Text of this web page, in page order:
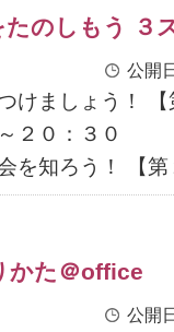
のしもう ３
公開
けましょう！
０～２０：
を知ろう！ 【第
かた＠office
公開